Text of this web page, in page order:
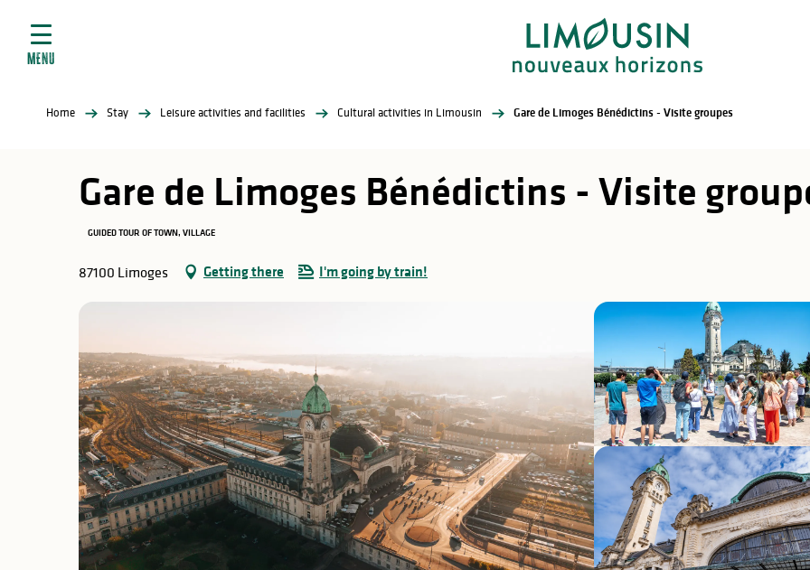
contenu
MENU
Home Stay Leisure activities and facilities Cultural activities in Limousin Gare de Limoges Bénédictins - Visite groupes
Gare de Limoges Bénédictins - Visite
GUIDED TOUR OF TOWN, VILLAGE
87100 Limoges Getting there I'm going by train!